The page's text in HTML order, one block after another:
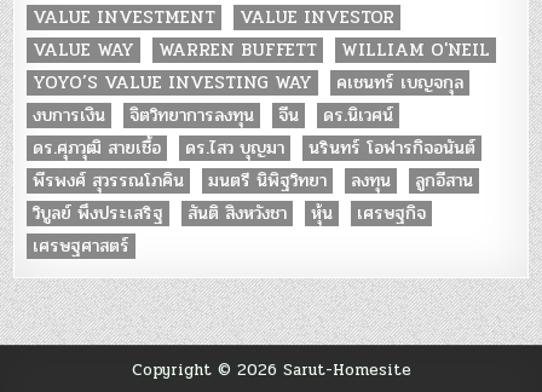
VALUE INVESTMENT
VALUE INVESTOR
VALUE WAY
WARREN BUFFETT
WILLIAM O'NEIL
YOYO’S VALUE INVESTING WAY
คเชนทร์ เบญจกุล
งบการเงิน
จิตวิทยาการลงทุน จีน
ดร.นิเวศน์
ดร.ศุภวุฒิ สายเชื้อ
ดร.ไสว บุญมา
นรินทร์ โอฬารกิจอนันต์
พีรพงศ์ สุวรรณโภคิน
มนตรี นิพิฐวิทยา ลงทุน
ลูกอีสาน
วิบูลย์ พึงประเสริฐ
สันติ สิงหวังชา หุ้น
เศรษฐกิจ
เศรษฐศาสตร์
Copyright © 2026 Sarut-Homesite